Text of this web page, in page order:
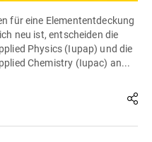
für eine Elemententdeckung
neu ist, entscheiden die
Physics (Iupap) und die
Chemistry (Iupac) an...